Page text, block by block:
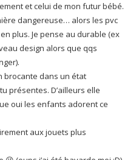
et celui de mon futur bébé.
dangereuse… alors les pvc
plus. Je pense au durable (ex
design alors que qqs
brocante dans un état
présentes. D’ailleurs elle
oui les enfants adorent ce
aux jouets plus